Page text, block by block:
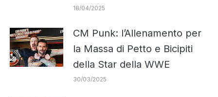
18/04/2025
CM Punk: l’Allenamento per
la Massa di Petto e Bicipiti
della Star della WWE
30/03/2025